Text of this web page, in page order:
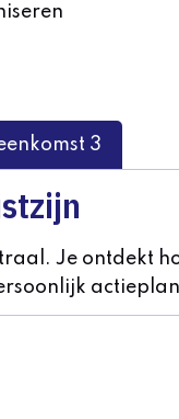
3
Je ontdekt